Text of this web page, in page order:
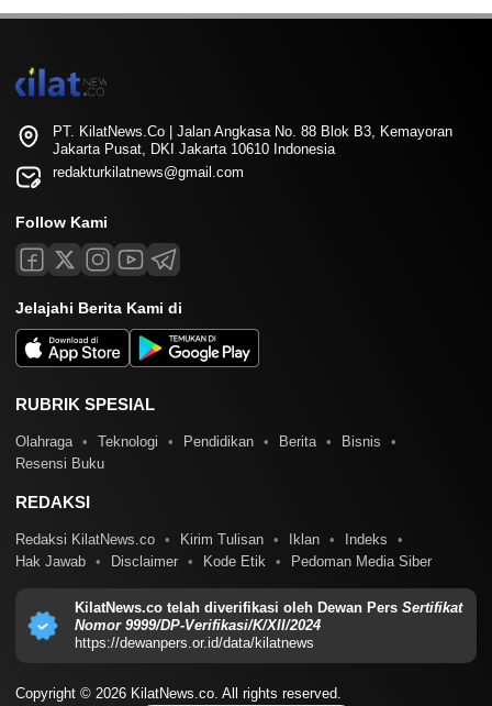
PT. KilatNews.Co | Jalan Angkasa No. 88 Blok B3, Kemayoran
Jakarta Pusat, DKI Jakarta 10610 Indonesia
redakturkilatnews@gmail.com
Follow Kami
Jelajahi Berita Kami di
RUBRIK SPESIAL
Olahraga Teknologi Pendidikan Berita
Bisnis
Resensi Buku
REDAKSI
Redaksi KilatNews.co Kirim Tulisan Iklan
Indeks
Hak Jawab
Disclaimer Kode Etik Pedoman Media Siber
KilatNews.co telah diverifikasi oleh Dewan Pers Sertifikat
Nomor 9999/DP-Verifikasi/K/XII/2024
https://dewanpers.or.id/data/kilatnews
Copyright © 2026 KilatNews.co. All rights reserved.